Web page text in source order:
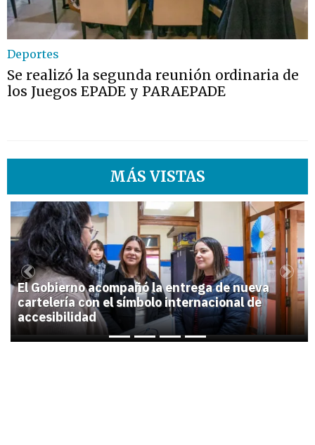
Deportes
Se realizó la segunda reunión ordinaria de
los Juegos EPADE y PARAEPADE
MÁS VISTAS
1
El Gobierno acompañó la entrega de nueva
cartelería con el símbolo internacional de
accesibilidad
Previous Next